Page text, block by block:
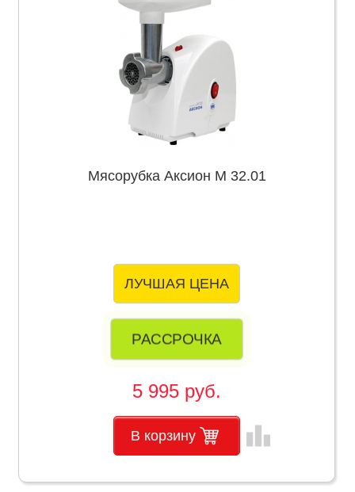
Мясорубка Аксион М 32.01
ЛУЧШАЯ ЦЕНА
РАССРОЧКА
5 995 руб.
В корзину leaderboard